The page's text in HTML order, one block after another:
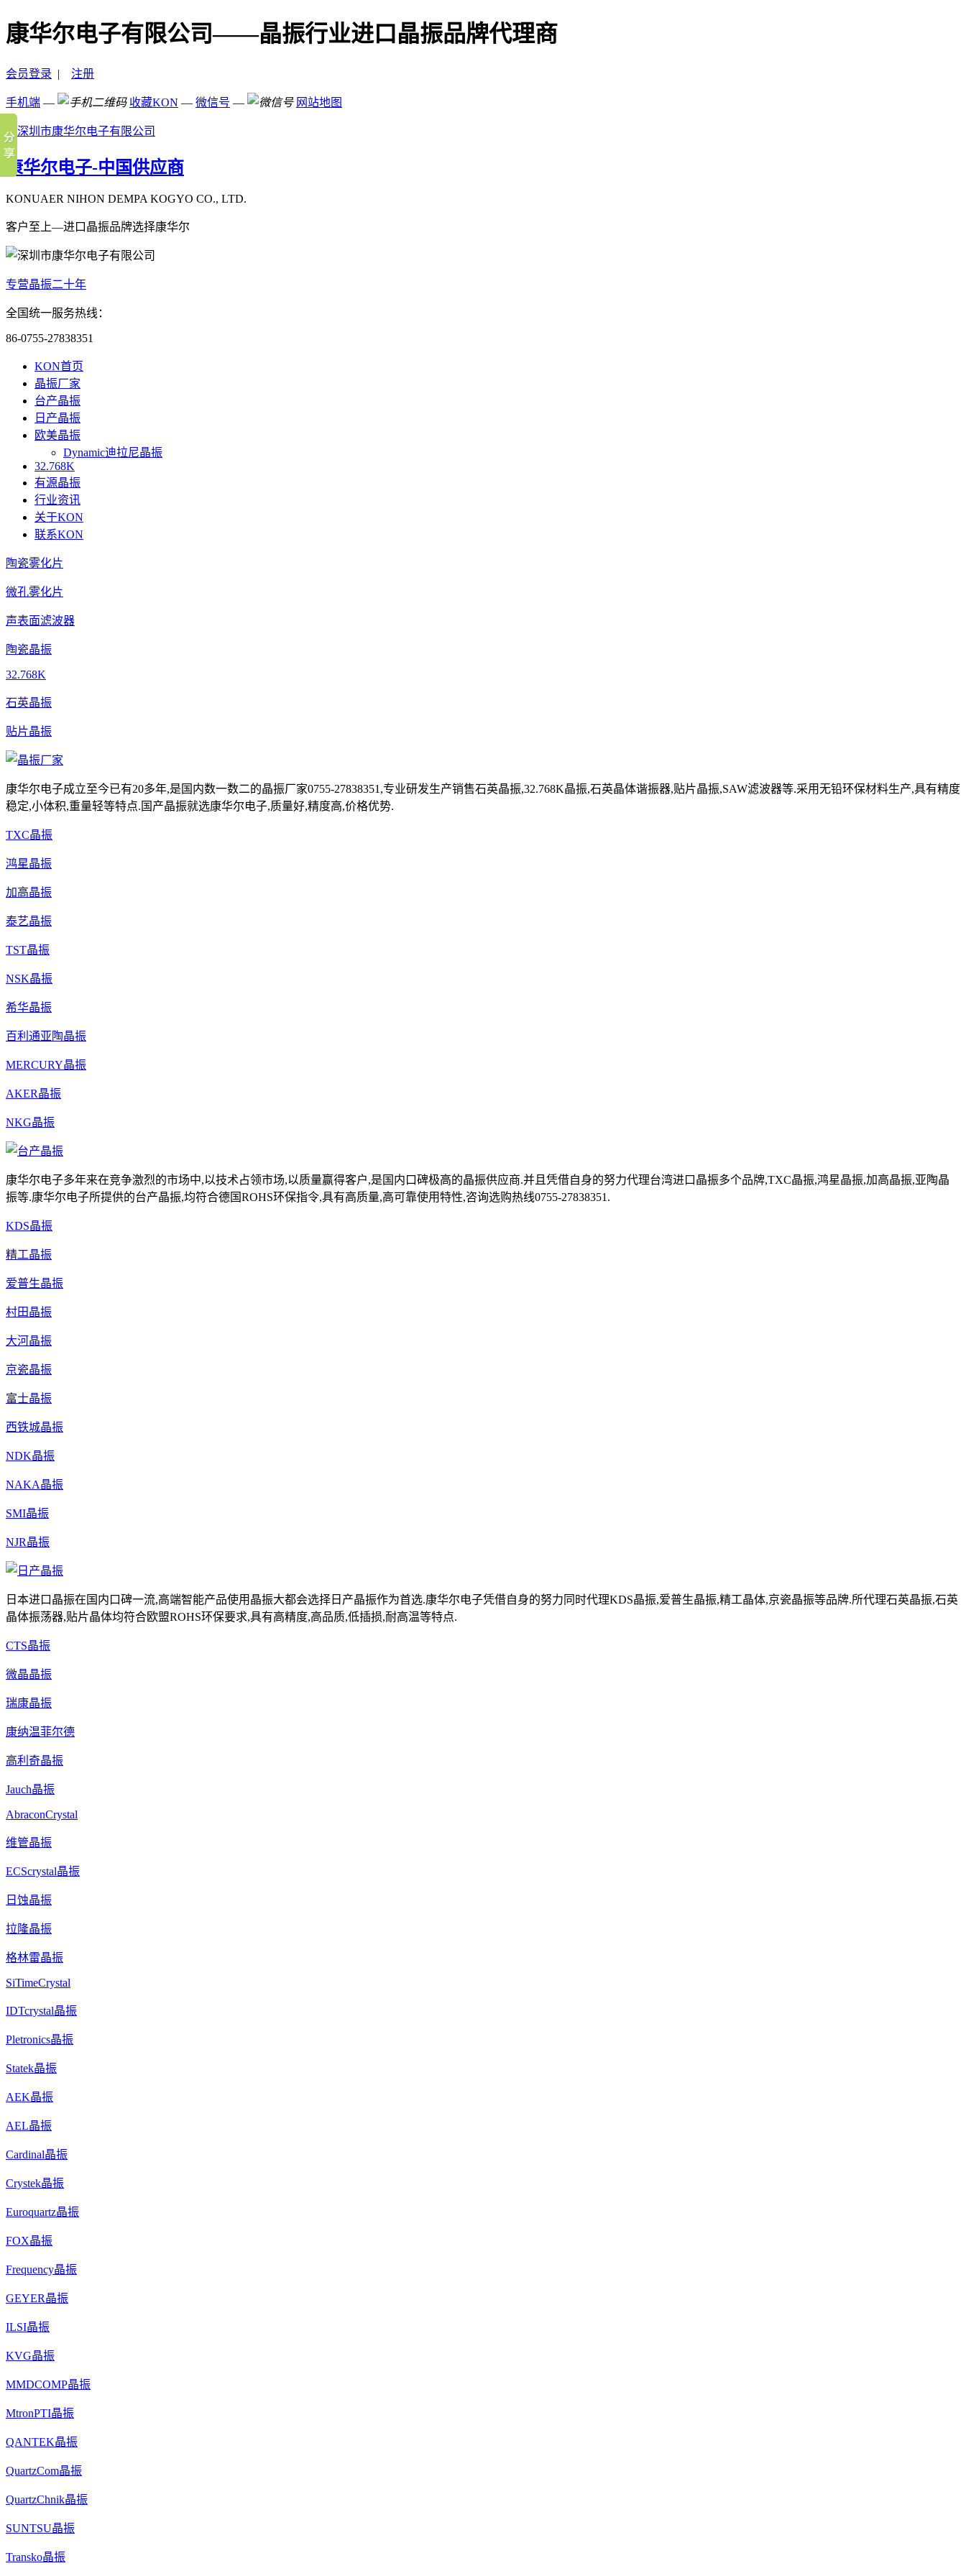
康华尔电子有限公司——晶振行业进口晶振品牌代理商
会员登录 | 注册
手机端 — 收藏KON — 微信号 — 网站地图
康华尔电子-中国供应商
KONUAER NIHON DEMPA KOGYO CO., LTD.
客户至上—进口晶振品牌选择康华尔
专营晶振二十年
全国统一服务热线：
86-0755-27838351
KON首页
晶振厂家
台产晶振
日产晶振
欧美晶振
Dynamic迪拉尼晶振
32.768K
有源晶振
行业资讯
关于KON
联系KON
陶瓷雾化片
微孔雾化片
声表面滤波器
陶瓷晶振
32.768K
石英晶振
贴片晶振
康华尔电子成立至今已有20多年,是国内数一数二的晶振厂家0755-27838351,专业研发生产销售石英晶振,32.768K晶振,石英晶体谐振器,贴片晶振,SAW滤波器等.采用无铅环保材料生产,具有精度
稳定,小体积,重量轻等特点.国产晶振就选康华尔电子,质量好,精度高,价格优势.
TXC晶振
鸿星晶振
加高晶振
泰艺晶振
TST晶振
NSK晶振
希华晶振
百利通亚陶晶振
MERCURY晶振
AKER晶振
NKG晶振
康华尔电子多年来在竞争激烈的市场中,以技术占领市场,以质量赢得客户,是国内口碑极高的晶振供应商.并且凭借自身的努力代理台湾进口晶振多个品牌,TXC晶振,鸿星晶振,加高晶振,亚陶晶
振等.康华尔电子所提供的台产晶振,均符合德国ROHS环保指令,具有高质量,高可靠使用特性,咨询选购热线0755-27838351.
KDS晶振
精工晶振
爱普生晶振
村田晶振
大河晶振
京瓷晶振
富士晶振
西铁城晶振
NDK晶振
NAKA晶振
SMI晶振
NJR晶振
日本进口晶振在国内口碑一流,高端智能产品使用晶振大都会选择日产晶振作为首选.康华尔电子凭借自身的努力同时代理KDS晶振,爱普生晶振,精工晶体,京瓷晶振等品牌.所代理石英晶振,石英
晶体振荡器,贴片晶体均符合欧盟ROHS环保要求,具有高精度,高品质,低插损,耐高温等特点.
CTS晶振
微晶晶振
瑞康晶振
康纳温菲尔德
高利奇晶振
Jauch晶振
AbraconCrystal
维管晶振
ECScrystal晶振
日蚀晶振
拉隆晶振
格林雷晶振
SiTimeCrystal
IDTcrystal晶振
Pletronics晶振
Statek晶振
AEK晶振
AEL晶振
Cardinal晶振
Crystek晶振
Euroquartz晶振
FOX晶振
Frequency晶振
GEYER晶振
ILSI晶振
KVG晶振
MMDCOMP晶振
MtronPTI晶振
QANTEK晶振
QuartzCom晶振
QuartzChnik晶振
SUNTSU晶振
Transko晶振